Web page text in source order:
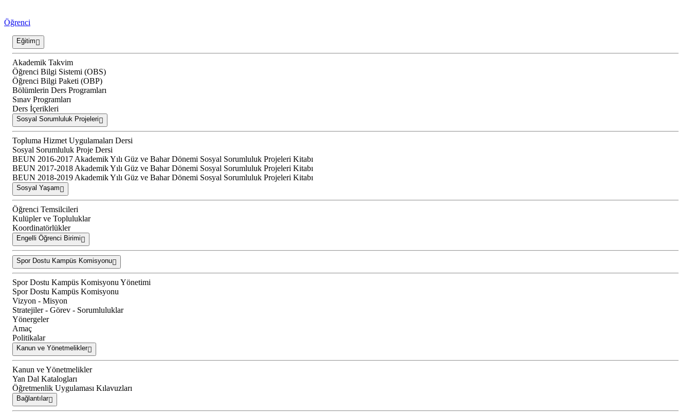
Öğrenci
Eğitim
Akademik Takvim
Öğrenci Bilgi Sistemi (OBS)
Öğrenci Bilgi Paketi (OBP)
Bölümlerin Ders Programları
Sınav Programları
Ders İçerikleri
Sosyal Sorumluluk Projeleri
Topluma Hizmet Uygulamaları Dersi
Sosyal Sorumluluk Proje Dersi
BEUN 2016-2017 Akademik Yılı Güz ve Bahar Dönemi Sosyal Sorumluluk Projeleri Kitabı
BEUN 2017-2018 Akademik Yılı Güz ve Bahar Dönemi Sosyal Sorumluluk Projeleri Kitabı
BEUN 2018-2019 Akademik Yılı Güz ve Bahar Dönemi Sosyal Sorumluluk Projeleri Kitabı
Sosyal Yaşam
Öğrenci Temsilcileri
Kulüpler ve Topluluklar
Koordinatörlükler
Engelli Öğrenci Birimi
Spor Dostu Kampüs Komisyonu
Spor Dostu Kampüs Komisyonu Yönetimi
Spor Dostu Kampüs Komisyonu
Vizyon - Misyon
Stratejiler - Görev - Sorumluluklar
Yönergeler
Amaç
Politikalar
Kanun ve Yönetmelikler
Kanun ve Yönetmelikler
Yan Dal Katalogları
Öğretmenlik Uygulaması Kılavuzları
Bağlantılar